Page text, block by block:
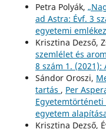
Petra Polyák,
ad Astra: Évf. 3
egyetemi
Krisztina Dezső,
szemlélet és
8 szám 1.
Sándor Oroszi,
tartás , Per
egyetem
Krisztina Dezső,